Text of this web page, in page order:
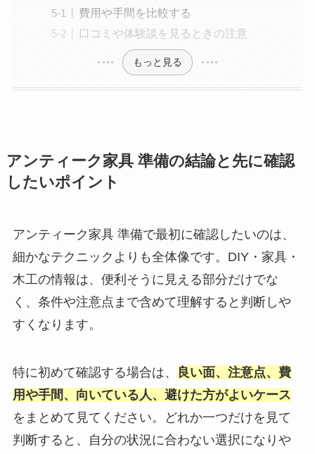
費用や手間を比較する
口コミや体験談を見るときの注意
もっと見る
アンティーク家具 準備の結論と先に確認
したいポイント
アンティーク家具 準備で最初に確認したいのは、
細かなテクニックよりも全体像です。DIY・家具・
木工の情報は、便利そうに見える部分だけでな
く、条件や注意点まで含めて理解すると判断しや
すくなります。
特に初めて確認する場合は、
良い面、注意点、費
用や手間、向いている人、避けた方がよいケース
をまとめて見てください。どれか一つだけを見て
判断すると、自分の状況に合わない選択になりや